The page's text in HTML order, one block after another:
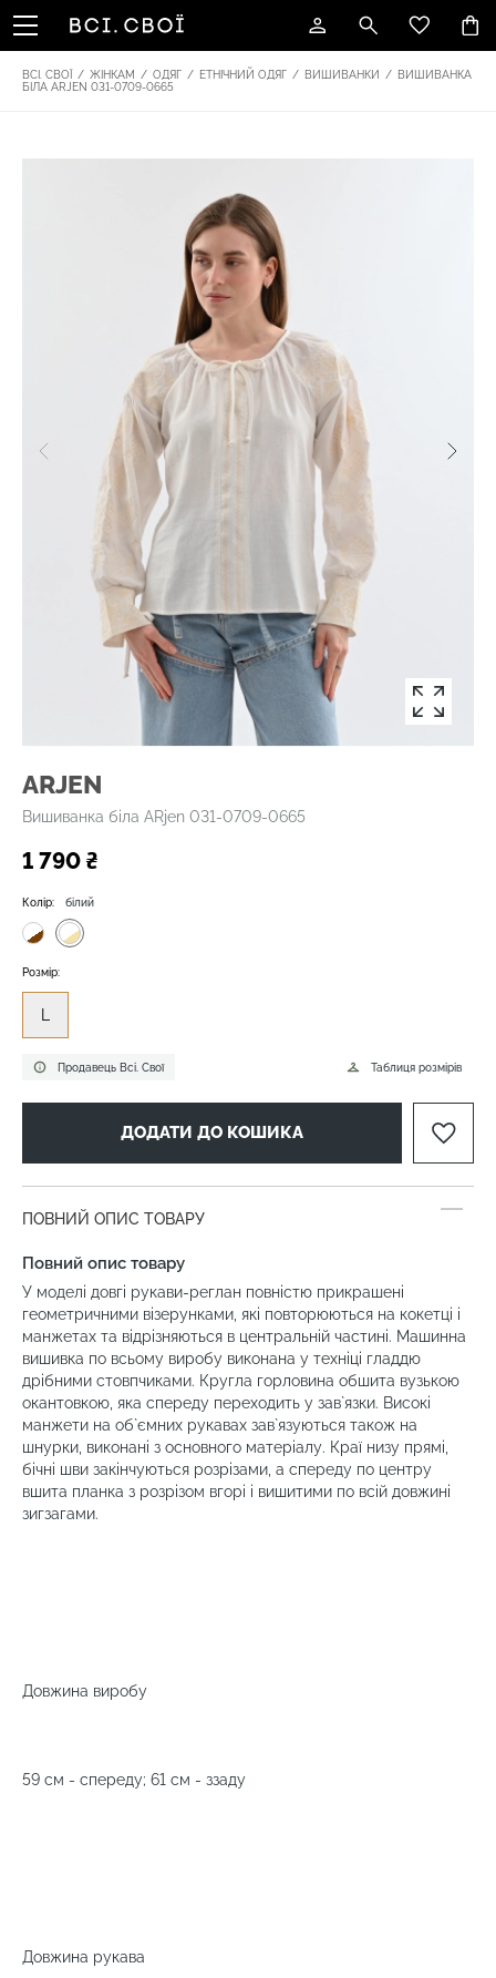
ВСІ. СВОЇ / ЖІНКАМ / ОДЯГ / ЕТНІЧНИЙ ОДЯГ / ВИШИВАНКИ / ВИШИВАНКА
БІЛА ARJEN 031-0709-0665
ARJEN
Вишиванка біла ARjen 031-0709-0665
1 790 ₴
Продавець Всі. Свої
Колір: білий
Таблиця розмірів
Розмір:
L
ДОДАТИ ДО КОШИКА
ПОВНИЙ ОПИС ТОВАРУ
Повний опис товару
У моделі довгі рукави-реглан повністю прикрашені
геометричними візерунками, які повторюються на кокетці і
манжетах та відрізняються в центральній частині. Машинна
вишивка по всьому виробу виконана у техніці гладдю
дрібними стовпчиками. Кругла горловина обшита вузькою
окантовкою, яка спереду переходить у зав`язки. Високі
манжети на об`ємних рукавах зав`язуються також на
шнурки, виконані з основного матеріалу. Краї низу прямі,
бічні шви закінчуються розрізами, а спереду по центру
вшита планка з розрізом вгорі і вишитими по всій довжині
зигзагами.
Довжина виробу
59 см - спереду; 61 см - ззаду
Довжина рукава